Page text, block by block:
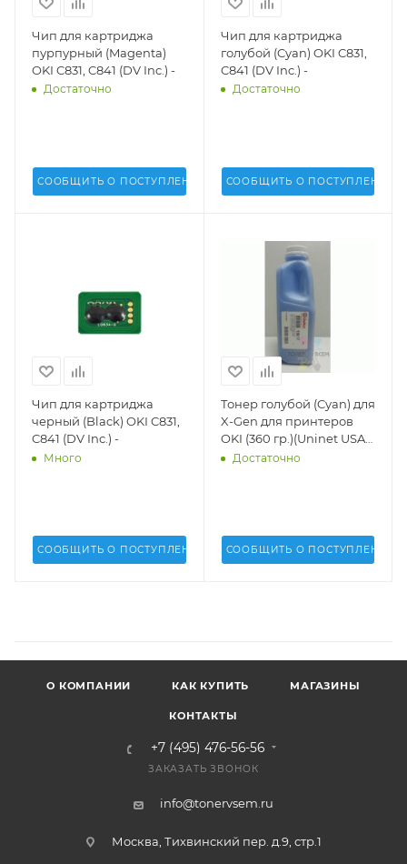
Чип для картриджа
пурпурный (Magenta)
OKI C831, C841 (DV Inc.) -
Достаточно
СООБЩИТЬ О ПОСТУПЛЕНИИ
Чип для картриджа
голубой (Cyan) OKI C831,
C841 (DV Inc.) -
Достаточно
СООБЩИТЬ О ПОСТУПЛЕНИИ
Чип для картриджа
черный (Black) OKI C831,
C841 (DV Inc.) -
Много
СООБЩИТЬ О ПОСТУПЛЕНИИ
Тонер голубой (Cyan) для
X-Gen для принтеров
OKI (360 гр.)(Uninet USA)
- 13617
Достаточно
СООБЩИТЬ О ПОСТУПЛЕНИИ
О КОМПАНИИ КАК КУПИТЬ МАГАЗИНЫ
КОНТАКТЫ
+7 (495) 476-56-56
ЗАКАЗАТЬ ЗВОНОК
info@tonervsem.ru
Москва, Тихвинский пер. д.9, стр.1